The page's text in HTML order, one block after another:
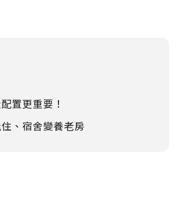
置更重要！
、宿舍變養老房